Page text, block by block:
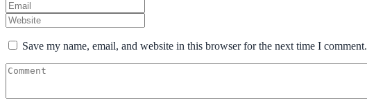
Save my name, email, and website in this browser for the next time I comment.